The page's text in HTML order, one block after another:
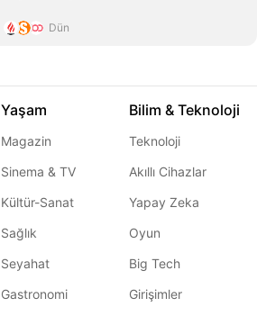
Dün
Yaşam
Magazin
Sinema & TV
Kültür-Sanat
Sağlık
Seyahat
Gastronomi
Bilim & Teknoloji
Teknoloji
Akıllı Cihazlar
Yapay Zeka
Oyun
Big Tech
Girişimler